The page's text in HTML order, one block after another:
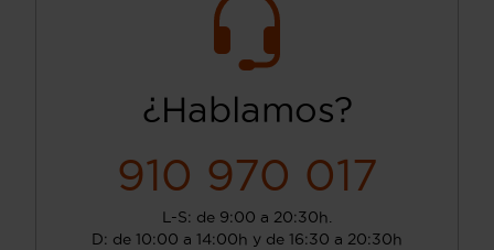
¿Hablamos?
910 970 017
L-S: de 9:00 a 20:30h.
D: de 10:00 a 14:00h y de 16:30 a 20:30h